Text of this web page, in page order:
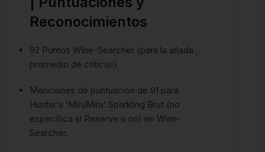
Reconocimientos
92 Puntos Wine-Searcher (para la añada ,
promedio de críticas)
Menciones de puntuación de 91 para
Hunter’s ‘MiruMiru’ Sparkling Brut (no
especifica si Reserve o no) en Wine-
Searcher.